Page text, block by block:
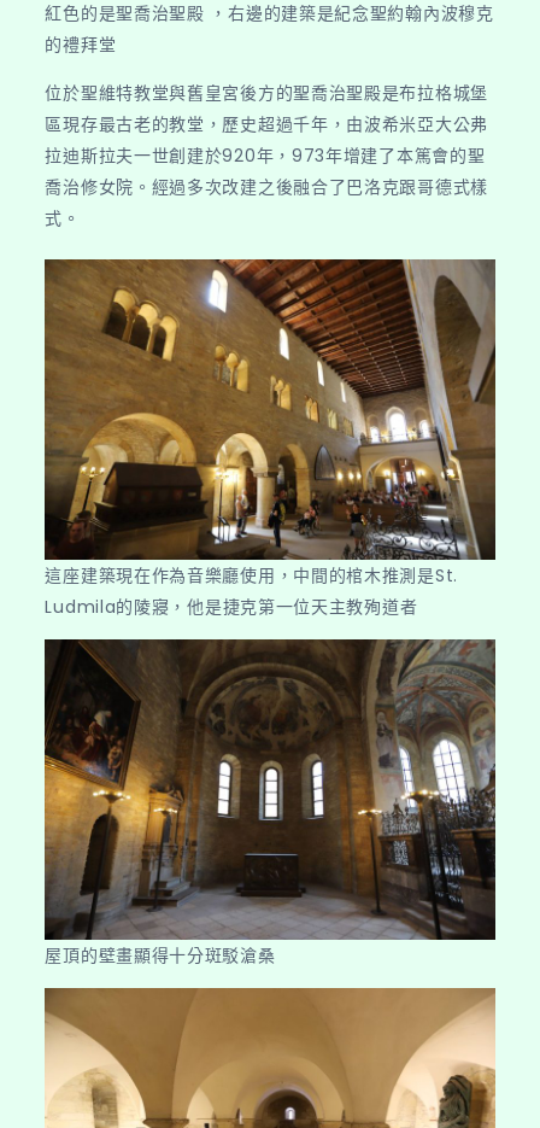
紅色的是聖喬治聖殿 ，右邊的建築是紀念聖約翰內波穆克
的禮拜堂
位於聖維特教堂與舊皇宮後方的聖喬治聖殿是布拉格城堡
區現存最古老的教堂，歷史超過千年，由波希米亞大公弗
拉迪斯拉夫一世創建於920年，973年增建了本篤會的聖
喬治修女院。經過多次改建之後融合了巴洛克跟哥德式樣
式。
這座建築現在作為音樂廳使用，中間的棺木推測是St.
Ludmila的陵寢，他是捷克第一位天主教殉道者
屋頂的壁畫顯得十分斑駁滄桑